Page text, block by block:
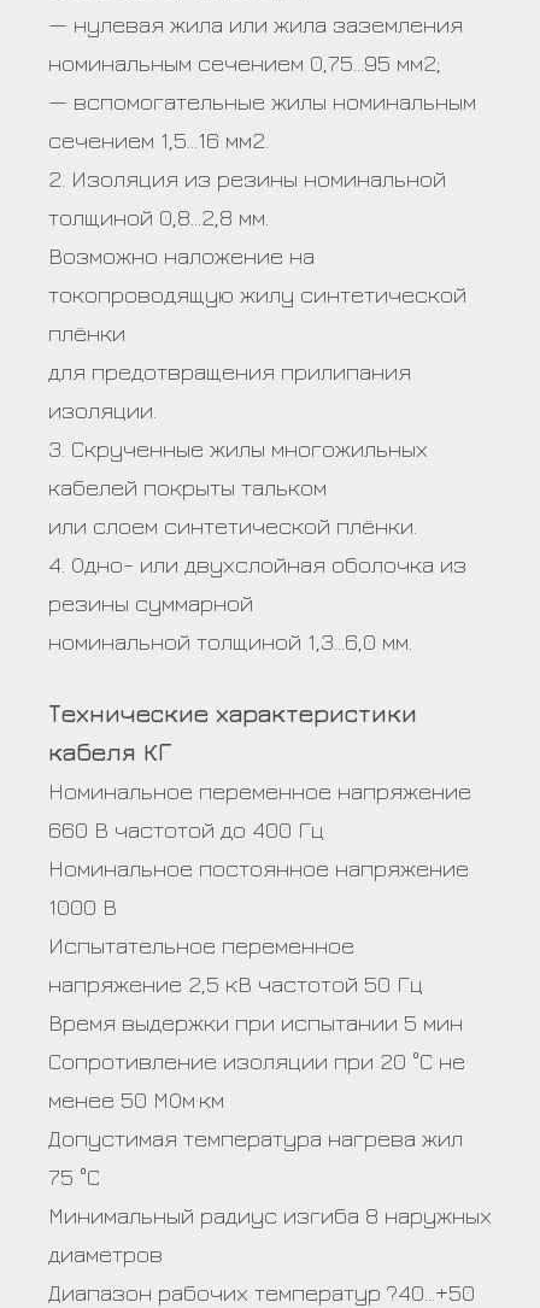
— нулевая жила или жила заземления
номинальным сечением 0,75…95 мм2;
— вспомогательные жилы номинальным
сечением 1,5…16 мм2.
2. Изоляция из резины номинальной
толщиной 0,8…2,8 мм.
Возможно наложение на
токопроводящую жилу синтетической
плёнки
для предотвращения прилипания
изоляции.
3. Скрученные жилы многожильных
кабелей покрыты тальком
или слоем синтетической плёнки.
4. Одно- или двухслойная оболочка из
резины суммарной
номинальной толщиной 1,3…6,0 мм.
Технические характеристики
кабеля КГ
Номинальное переменное напряжение
660 В частотой до 400 Гц
Номинальное постоянное напряжение
1000 В
Испытательное переменное
напряжение 2,5 кВ частотой 50 Гц
Время выдержки при испытании 5 мин
Сопротивление изоляции при 20 °С не
менее 50 МОм·км
Допустимая температура нагрева жил
75 °С
Минимальный радиус изгиба 8 наружных
диаметров
Диапазон рабочих температур ?40…+50